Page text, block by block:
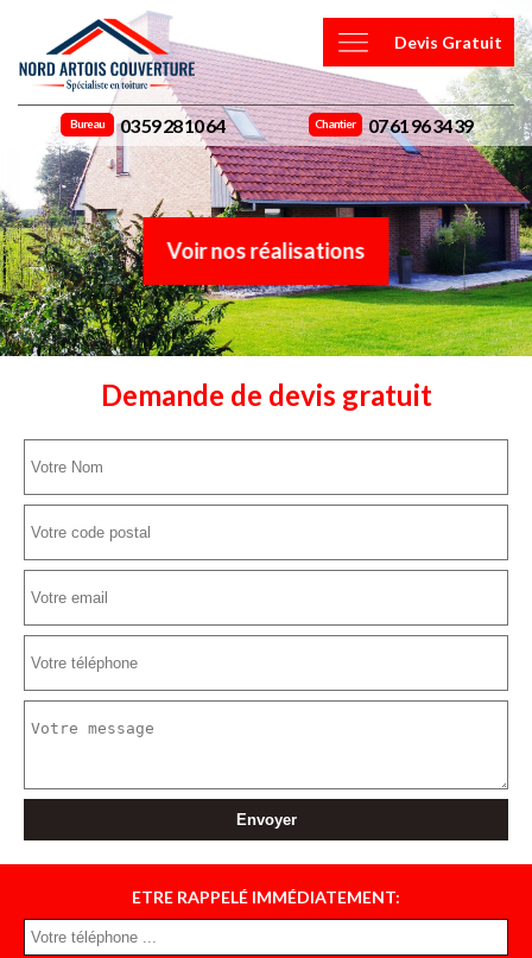
Devis Gratuit
Bureau 03 59 28 10 64 Chantier 07 61 96 34 39
Voir nos réalisations
Demande de devis gratuit
ETRE RAPPELÉ IMMÉDIATEMENT: